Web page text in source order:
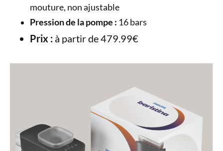
mouture, non ajustable
Pression de la pompe : 16 bars
Prix : à partir de 479.99€